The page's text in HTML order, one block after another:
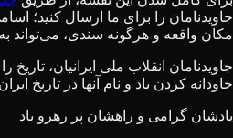
جاویدنامان را برای ما ارسال کنید؛
مکان واقعه و هرگونه سندی، می‌تواند
جاویدنامان انقلاب ملی ایرانیان،
جاودانه کردن یاد و نام آنها در تاریخ
یادشان گرامی و راهشان پر رهرو باد